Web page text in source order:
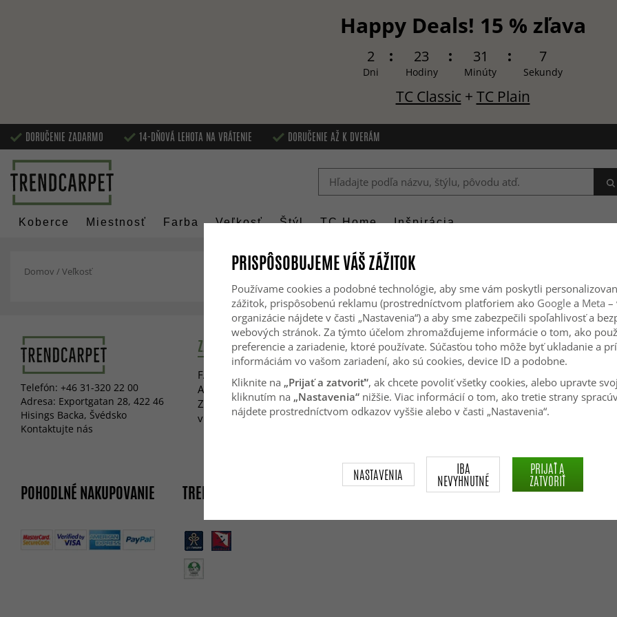
Happy Deals! 15 % zľava
2
Dni
23
Hodiny
31
Minúty
7
Sekundy
TC Classic + TC Plain
DORUČENIE ZADARMO 14-DŇOVÁ LEHOTA NA VRÁTENIE DORUČENIE AŽ K DVERÁM
Koberce Miestnosť Farba Veľkosť Štýl TC Home Inšpirácia
Domov /Veľkosť
Telefón: +46 31-320 22 00
Adresa: Exportgatan 28, 422 46
Hisings Backa, Švédsko
Kontaktujte nás
ZÁKAZNÍCKY SERVIS
FAQ
Ako nás kontaktovať?
Zaregistrujte svoju reklamáciu /
vrátenie tovaru
INFORMÁCIE
Informácie o cookies
O nás
Obchodné podmienky
Zásady pre obsah vytvorený
Prihlásiť sa
SLEDUJTE
POHODLNÉ NAKUPOVANIE TRENDCARPET CARE & FAIR
PRISPÔSOBUJEME VÁŠ ZÁŽITOK
Používame cookies a podobné technológie, aby sme vám poskytli
zážitok, prispôsobenú reklamu (prostredníctvom platforiem ako Googlea Meta –
organizácie nájdete v časti „Nastavenia“) a aby sme zabezpečili spoľahlivosť a
webových stránok. Za týmto účelom zhromažďujeme informácie o tom, ako
preferencie a zariadenie, ktoré používate. Súčasťou toho môže byť ukladanie a
informáciám vo vašom zariadení, ako sú cookies, device ID a podobne.
Kliknite na „Prijať a zatvoriť“, ak chcete povoliť všetky cookies, alebo upravte
kliknutím na „Nastavenia“nižšie. Viac informácií o tom, ako tretie strany
nájdete prostredníctvom odkazov vyššie alebo v časti „Nastavenia“.
NASTAVENIA IBA
NEVYHNUTNÉ
PRIJAŤ A
ZATVORIŤ